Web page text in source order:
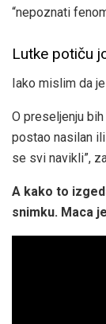
“nepoznati
Lutke potiču
Iako mislim da
O preseljenju
postao nasilan
se svi navikli”,
A kako to
snimku. Maca